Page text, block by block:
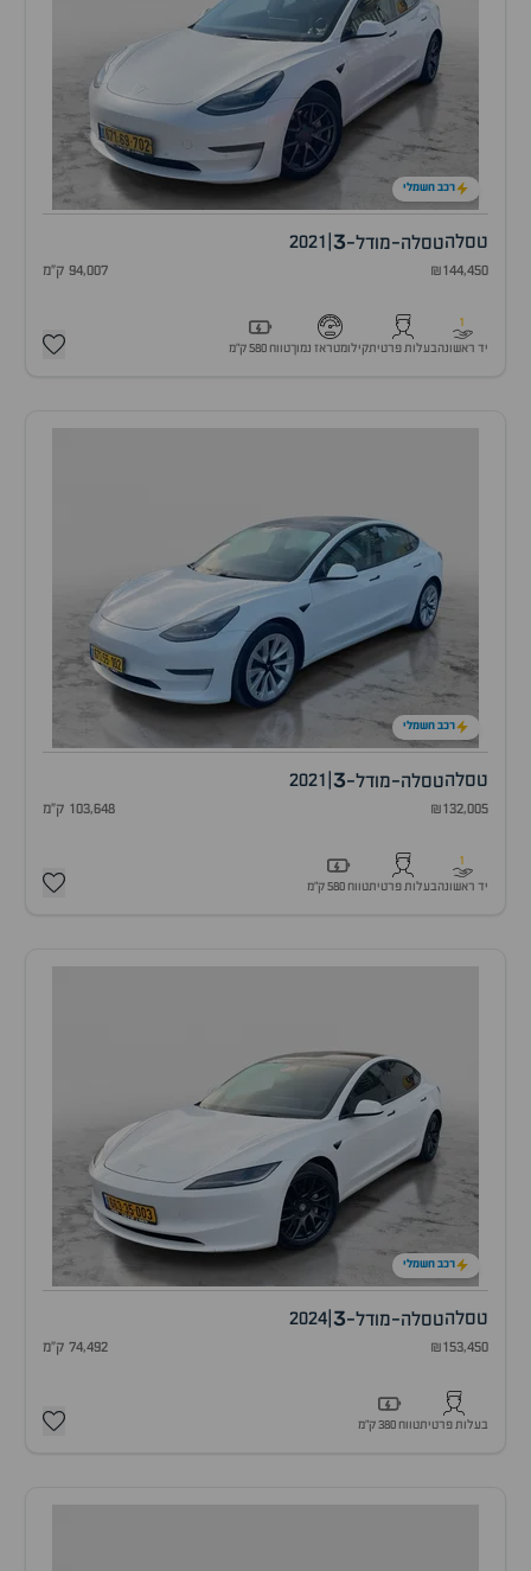
רכב חשמלי
טסלהטסלה-מודל-3
2021
₪144,450 94,007 ק"מ
1
יד ראשונהבעלות פרטיתקילומטראז נמוךטווח 580 ק״מ
רכב חשמלי
טסלהטסלה-מודל-3
2021
₪132,005 103,648 ק"מ
1
יד ראשונהבעלות פרטיתטווח 580 ק״מ
רכב חשמלי
טסלהטסלה-מודל-3
2024
₪153,450 74,492 ק"מ
בעלות פרטיתטווח 380 ק״מ